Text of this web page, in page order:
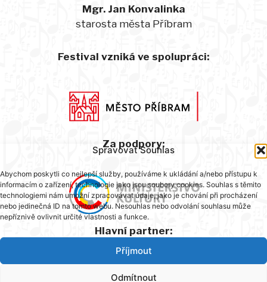
Spravovat Souhlas
Abychom poskytli co nejlepší služby, používáme k ukládání a/nebo přístupu k
informacím o zařízení, technologie jako jsou soubory cookies. Souhlas s těmito
technologiemi nám umožní zpracovávat údaje, jako je chování při procházení
nebo jedinečná ID na tomto webu. Nesouhlas nebo odvolání souhlasu může
nepříznivě ovlivnit určité vlastnosti a funkce.
Příjmout
Odmítnout
Mgr. Jan Konvalinka
starosta města Příbram
Festival vzniká ve spolupráci:
Za podpory:
Hlavní partner: